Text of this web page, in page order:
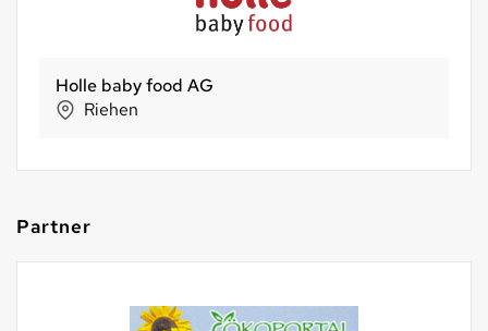
NaturKraftWerke®
Aathal-Seegräben
Partner